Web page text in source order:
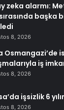
zeka alarmı:
başka
8, 2026
Osmangazi’de
iş
8, 2026
işsizlik 6
8, 2026